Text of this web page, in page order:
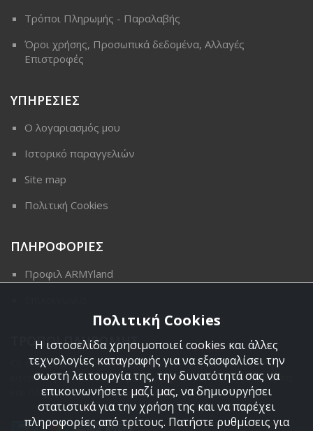
Τρόποι Πληρωμής - Παραλαβής
Όροι χρήσης, Προσωπικά δεδομένα, Αλλαγές
Επιστροφές
ΥΠΗΡΕΣΙΕΣ
Ο λογαριασμός μου
Ιστορικό παραγγελιών
Site map
Πολιτική Cookies
ΠΛΗΡΟΦΟΡΙΕΣ
Προφιλ ARMYland
ΤΡΟΠΟΙ ΠΛΗΡΩΜΗΣ
Οι διαθέσιμοι τρόποι πληρωμής είναι η Αντικαταβολή,
κατάθεση σε τραπεζικό μας λογαριασμό, πιστωτική κάρτα
και πληρωμή με PayPal.
Πολιτική Cookies
Η ιστοσελίδα χρησιμοποιεί cookies και άλλες
τεχνολογίες καταγραφής για να εξασφαλίσει την
σωστή λειτουργία της, την δυνατότητά σας να
επικοινωνήσετε μαζί μας, να δημιουργήσει
στατιστικά για την χρήση της και να παρέχει
πληροφορίες από τρίτους. Πατήστε ρυθμίσεις για